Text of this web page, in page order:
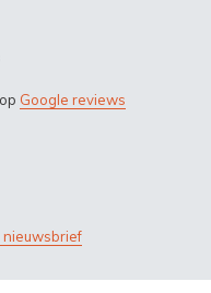
op Google reviews
nieuwsbrief